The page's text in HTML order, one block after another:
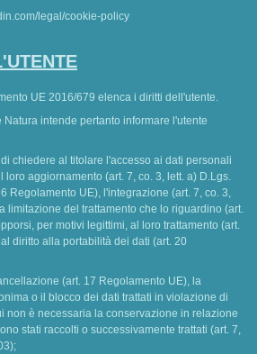
legal/cookie-policy
UE 2016/679 elenca i diritti dell'utente.
intende pertanto informare l'utente
chiedere al titolare l'accesso ai dati personali
loro aggiornamento (art. 7, co. 3, lett. a) D.Lgs.
Regolamento UE), l'integrazione (art. 7, co. 3,
limitazione del trattamento che lo riguardino (art.
per motivi legittimi, al loro trattamento (art.
diritto alla portabilità dei dati (art. 20
(art. 17 Regolamento UE), la
o il blocco dei dati trattati in violazione di
non è necessaria la conservazione in relazione
stati raccolti o successivamente trattati (art. 7,